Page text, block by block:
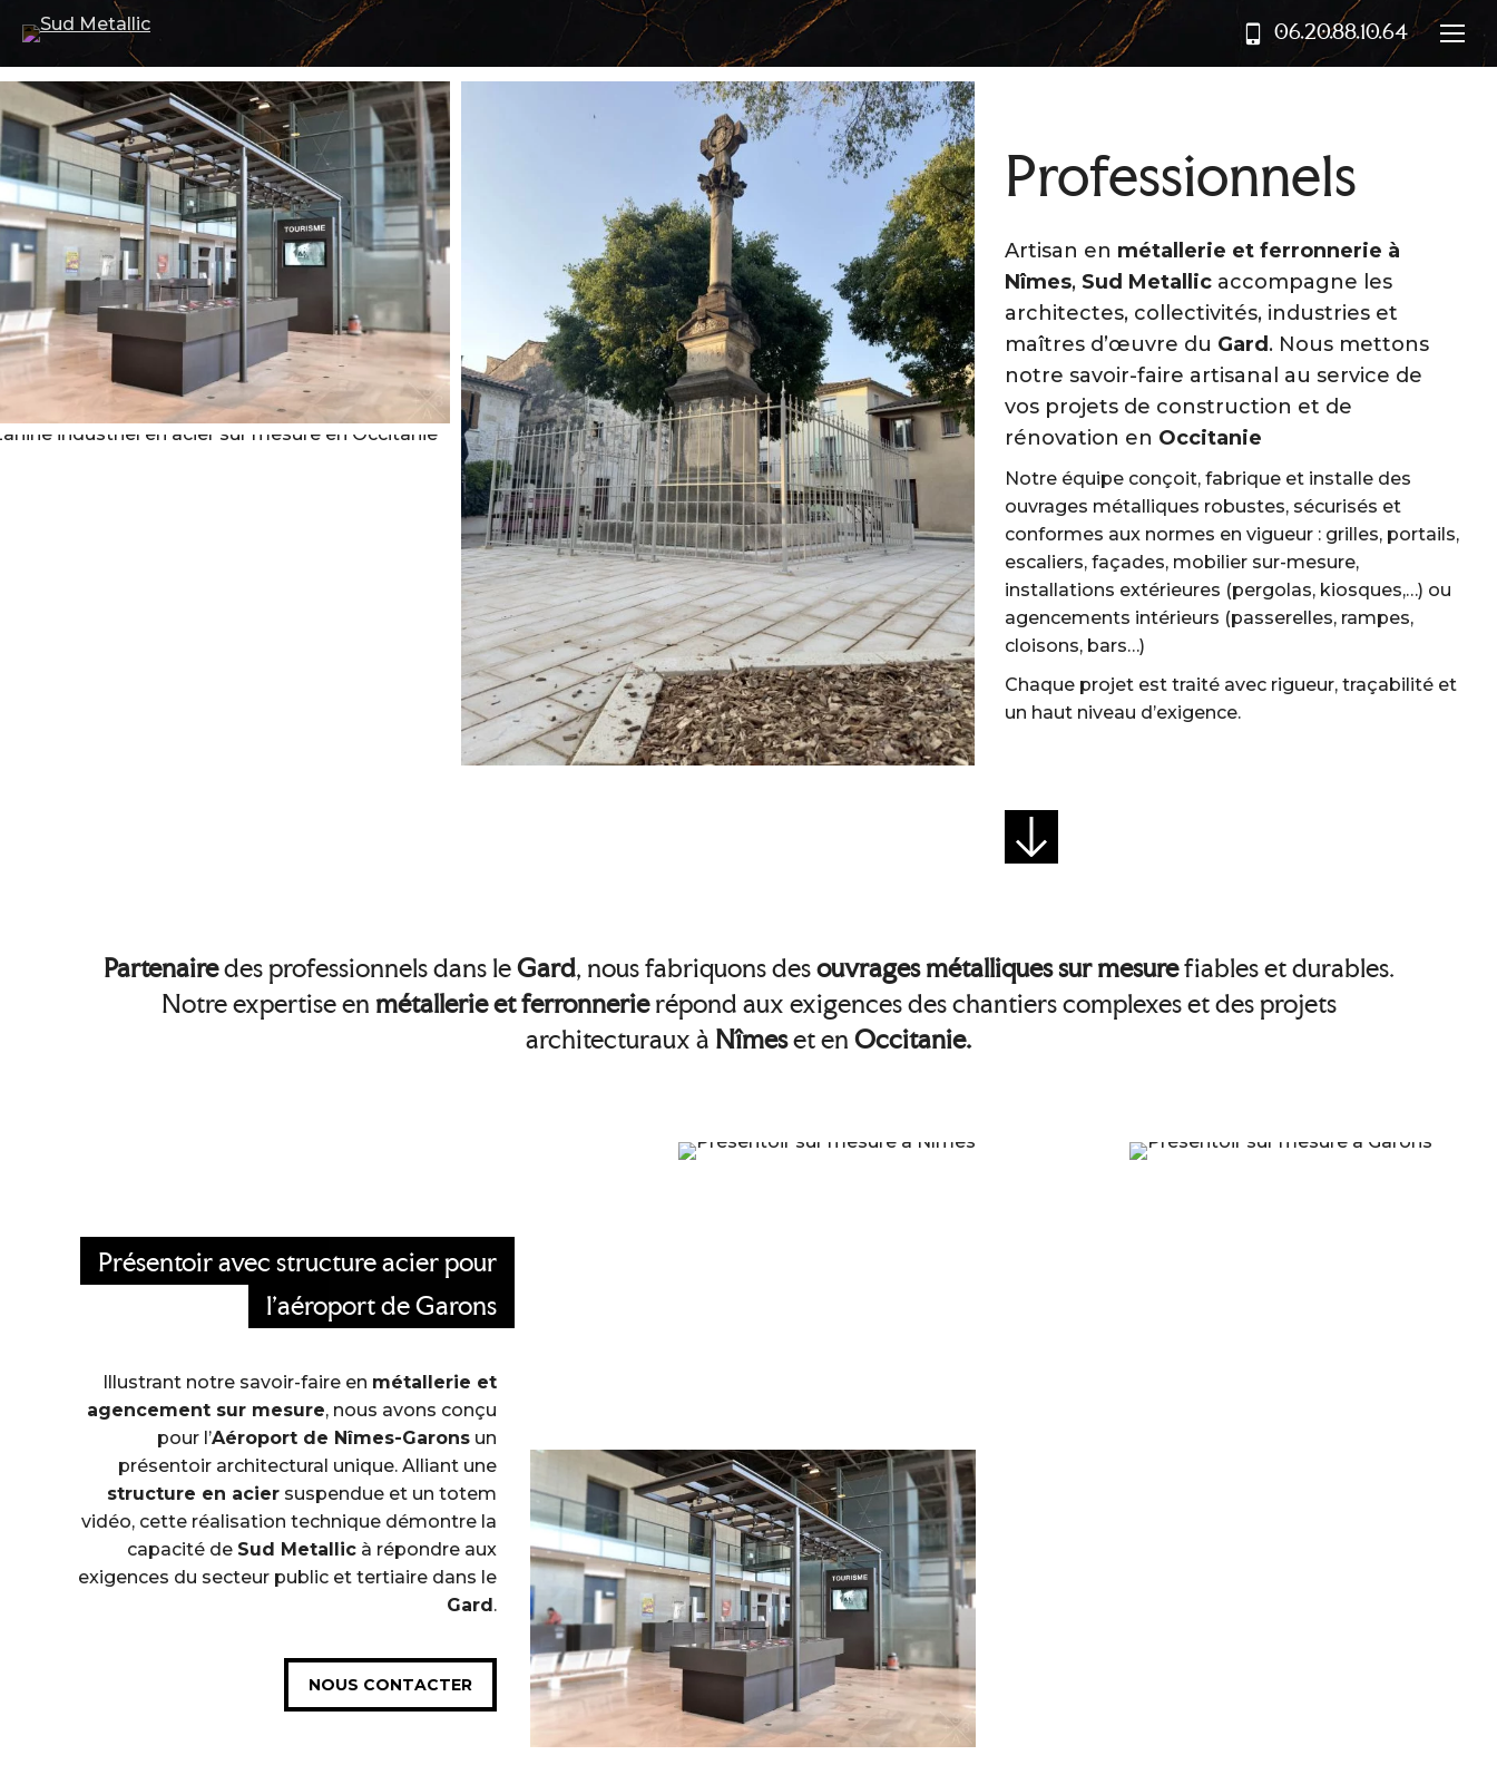
06.20.88.10.64
Professionnels
Artisan en métallerie et ferronnerie à
Nîmes, Sud Metallicaccompagne les
architectes, collectivités, industries et
maîtres d’œuvre du Gard. Nous mettons
notre savoir-faire artisanal au service de
vos projets de construction et de
rénovation en Occitanie
Notre équipe conçoit, fabrique et installe des
ouvrages métalliques robustes, sécurisés et
conformes aux normes en vigueur : grilles, portails,
escaliers, façades, mobilier sur-mesure,
installations extérieures (pergolas, kiosques,…) ou
agencements intérieurs (passerelles, rampes,
cloisons, bars…)
Chaque projet est traité avec rigueur, traçabilité et
un haut niveau d’exigence.
Partenairedes professionnels dans le Gard, nous fabriquons des ouvrages métalliques sur mesurefiables et durables.
Notre expertise en métallerie et ferronnerierépond aux exigences des chantiers complexes et des projets
architecturaux à Nîmeset en Occitanie.
Présentoir avec structure acier pour
l’aéroport de Garons
Illustrant notre savoir-faire en métallerie et
agencement sur mesure, nous avons conçu
pour l’Aéroport de Nîmes-Garons un
présentoir architectural unique. Alliant une
structure en acier suspendue et un totem
vidéo, cette réalisation technique démontre la
capacité de Sud Metallic à répondre aux
exigences du secteur public et tertiaire dans le
Gard.
NOUS CONTACTER